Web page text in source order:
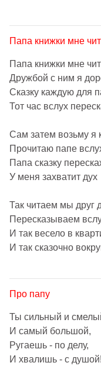
Папа книжки мне
Папа книжки мне
Дружбой с ним я
Сказку каждую для
Тот час вслух
Сам затем возьму я
Прочитаю папе
Папа сказку
У меня захватит дух
Так читаем мы друг
Пересказываем
И так весело в
И так сказочно
Про папу
Ты сильный и
И самый большой,
Ругаешь - по делу,
И хвалишь - с душой!